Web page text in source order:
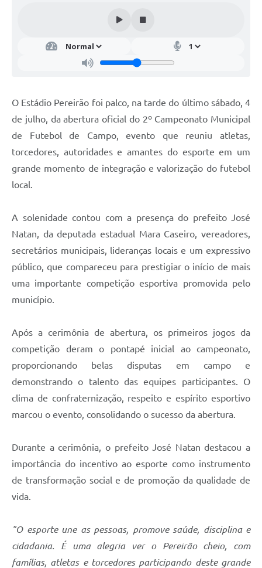
O Estádio Pereirão foi palco, na tarde do último sábado, 4
de julho, da abertura oficial do 2º Campeonato Municipal
de Futebol de Campo, evento que reuniu atletas,
torcedores, autoridades e amantes do esporte em um
grande momento de integração e valorização do futebol
local.
A solenidade contou com a presença do prefeito José
Natan, da deputada estadual Mara Caseiro, vereadores,
secretários municipais, lideranças locais e um expressivo
público, que compareceu para prestigiar o início de mais
uma importante competição esportiva promovida pelo
município.
Após a cerimônia de abertura, os primeiros jogos da
competição deram o pontapé inicial ao campeonato,
proporcionando belas disputas em campo e
demonstrando o talento das equipes participantes. O
clima de confraternização, respeito e espírito esportivo
marcou o evento, consolidando o sucesso da abertura.
Durante a cerimônia, o prefeito José Natan destacou a
importância do incentivo ao esporte como instrumento
de transformação social e de promoção da qualidade de
vida.
"O esporte une as pessoas, promove saúde, disciplina e
cidadania. É uma alegria ver o Pereirão cheio, com
famílias, atletas e torcedores participando deste grande